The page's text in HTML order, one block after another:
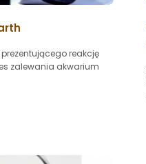
reakcję
zalewania akwarium